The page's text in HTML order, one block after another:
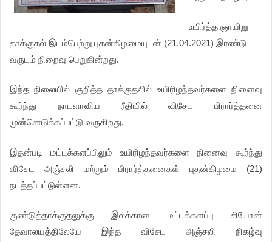
உயிர்த்த ஞாயிறு
தாக்குதல் இடம்பெற்று புதன்கிழமையுடன் (21.04.2021) இரண்டு
வருடம் நிறைவு பெறுகின்றது.
இந்த நிலையில் குறித்த தாக்குதலில் உயிரிழந்தவர்களை நினைவு
கூர்ந்து
நாடளாவிய ரீதியில் விசேட
பிரார்த்தனை
முன்னெடுக்கப்பட்டு வருகிறது.
இதன்படி மட்டக்களப்பிலும் உயிரிழந்தவர்களை நினைவு
கூர்ந்து
விசேட
அஞ்சலி மற்றும் பிரார்த்தனைகள்
புதன்கிழமை (21)
நடத்தப்பட்டுள்ளன.
குண்டுத்தாக்குதலுக்கு இலக்கான மட்டக்களப்பு
சியோன்
தேவாலயத்திலேயே
இந்த விசேட அஞ்சலி
நிகழ்வு